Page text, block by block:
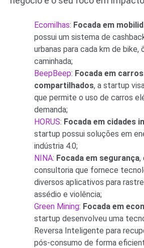
Ecomilhas: Focada em
possui um sistema de
urbanas para cada km de bike,
caminhada;
BeepBeep: Focada em
compartilhados, a startup
que permite o uso de carros
demanda;
HORUS: Focada em cidades
startup possui soluções em
indústria 4.0;
NINA: Focada em segurança,
consultoria que fornece
diversos aplicativos para
assédio e violência;
Green Mining: Focada em
startup desenvolveu uma
Reversa Inteligente para
pós-consumo de forma